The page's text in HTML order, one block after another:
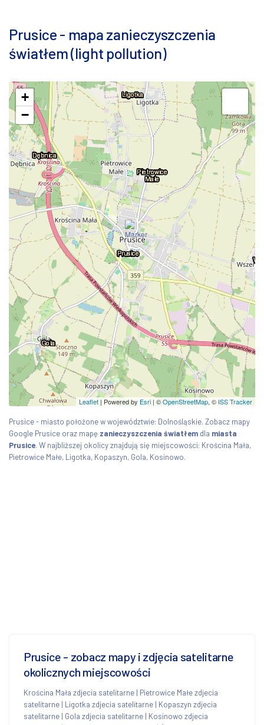
Prusice - mapa zanieczyszczenia
światłem (light pollution)
+
−
Leaflet | Powered by Esri | ©OpenStreetMap, ©ISS Tracker
Prusice - miasto położone w województwie: Dolnośląskie. Zobacz mapy
Google Prusice oraz mapę zanieczyszczenia światłem dla miasta
Prusice. W najbliższej okolicy znajdują się miejscowości: Krościna Mała,
Pietrowice Małe, Ligotka, Kopaszyn, Gola, Kosinowo.
Prusice - zobacz mapy i zdjęcia satelitarne
okolicznych miejscowości
Krościna Mała zdjecia satelitarne | Pietrowice Małe zdjecia
satelitarne | Ligotka zdjecia satelitarne | Kopaszyn zdjecia
satelitarne | Gola zdjecia satelitarne | Kosinowo zdjecia